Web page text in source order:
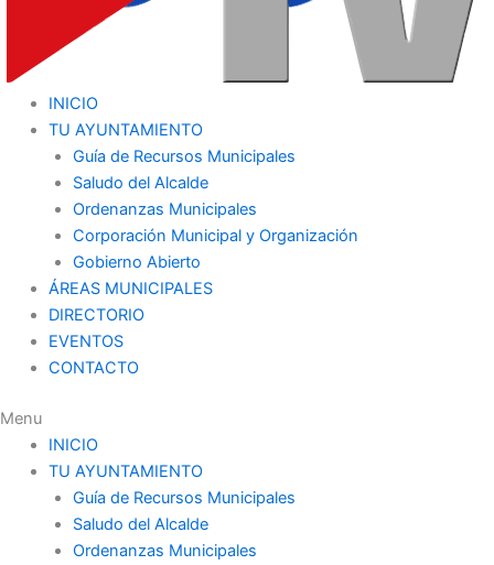
INICIO
TU AYUNTAMIENTO
Guía de Recursos Municipales
Saludo del Alcalde
Ordenanzas Municipales
Corporación Municipal y Organización
Gobierno Abierto
ÁREAS MUNICIPALES
DIRECTORIO
EVENTOS
CONTACTO
Menu
INICIO
TU AYUNTAMIENTO
Guía de Recursos Municipales
Saludo del Alcalde
Ordenanzas Municipales